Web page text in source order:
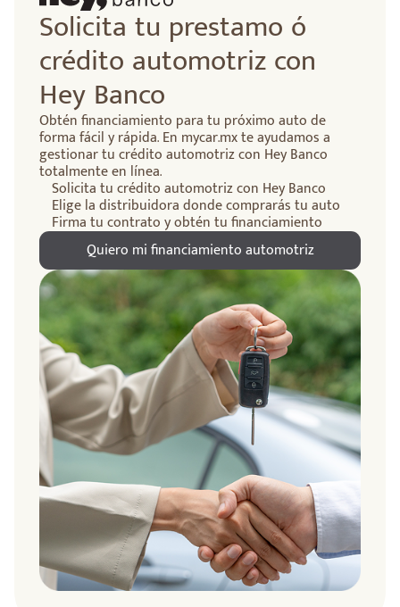
Solicita tu prestamo ó
crédito automotriz con
Hey Banco
Obtén financiamiento para tu próximo auto de
forma fácil y rápida. En mycar.mx te ayudamos a
gestionar tu crédito automotriz con Hey Banco
totalmente en línea.
Solicita tu crédito automotriz con Hey Banco
Elige la distribuidora donde comprarás tu auto
Firma tu contrato y obtén tu financiamiento
Quiero mi financiamiento automotriz